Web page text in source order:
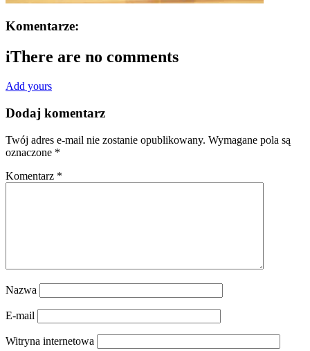
Komentarze:
iThere are no comments
Add yours
Dodaj komentarz
Twój adres e-mail nie zostanie opublikowany. Wymagane pola są
oznaczone *
Komentarz *
Nazwa
E-mail
Witryna internetowa